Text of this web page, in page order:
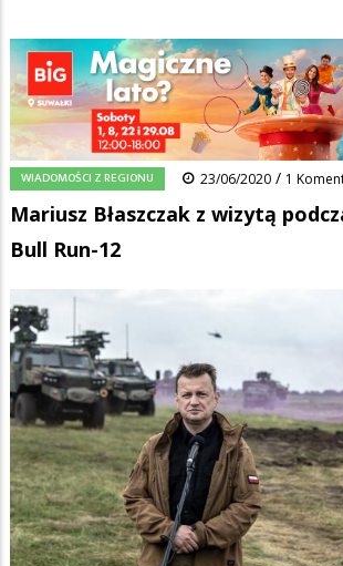
Ścieżka
nawigacyjna
Strona główna/Wiadomości/Wiadomości z
Mariusz Błaszczak z wizytą podczas ćwiczeń Bull
FacebookPinterest 0
WIADOMOŚCI Z REGIONU 23/06/2020 / 1
Mariusz Błaszczak z wizytą
Bull Run-12